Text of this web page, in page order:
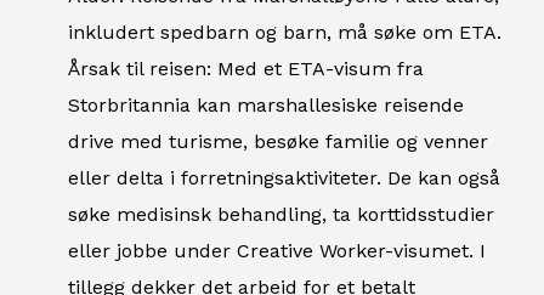
inkludert spedbarn og barn, må søke om ETA.
Årsak til reisen: Med et ETA-visum fra
Storbritannia kan marshallesiske reisende
drive med turisme, besøke familie og venner
eller delta i forretningsaktiviteter. De kan også
søke medisinsk behandling, ta korttidsstudier
eller jobbe under Creative Worker-visumet. I
tillegg dekker det arbeid for et betalt